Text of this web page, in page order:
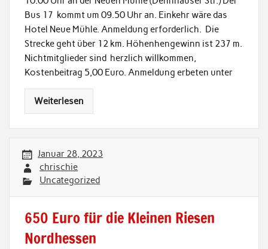
Bus 17 kommt um 09.50 Uhr an. Einkehr wäre das
Hotel Neue Mühle. Anmeldung erforderlich. Die
Strecke geht über 12 km. Höhenhengewinn ist 237 m.
Nichtmitglieder sind herzlich willkommen,
Kostenbeitrag 5,00 Euro. Anmeldung erbeten unter
Weiterlesen
Januar 28, 2023
chrischie
Uncategorized
650 Euro für die Kleinen Riesen
Nordhessen